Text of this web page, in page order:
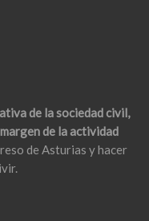
de la sociedad civil,
de la actividad
de Asturias y hacer